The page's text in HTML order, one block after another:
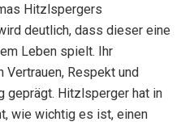
Hitzlspergers
deutlich, dass dieser eine
Leben spielt. Ihr
Respekt und
geprägt. Hitzlsperger hat in
wie wichtig es ist, einen